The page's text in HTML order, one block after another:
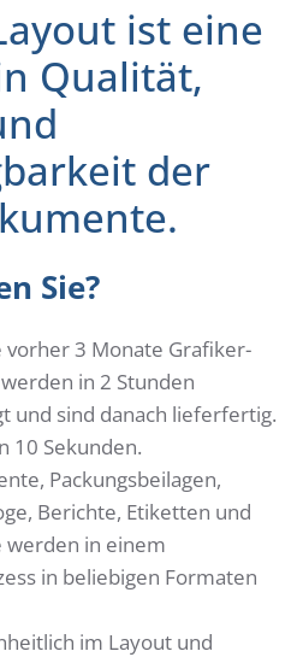
ist eine
Qualität,
der
Sie?
vorher 3 Monate Grafiker-
in 2 Stunden
und sind danach lieferfertig.
10 Sekunden.
Packungsbeilagen,
Berichte, Etiketten und
in einem
in beliebigen Formaten
im Layout und